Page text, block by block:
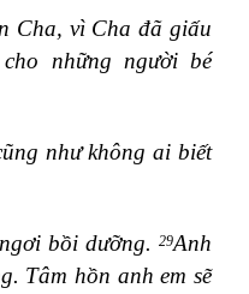
Cha, vì Cha đã giấu
những người bé
như không ai biết
bồi dưỡng. 29Anh
Tâm hồn anh em sẽ